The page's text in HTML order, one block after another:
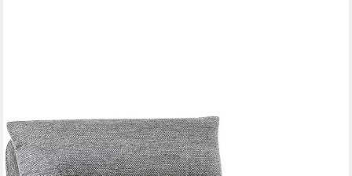
DUBI MÖBEL
Polsterstuhl Mika-Juna (1 St), Federkern, Eiche geölt, 360°
drehbar im 2er-Set